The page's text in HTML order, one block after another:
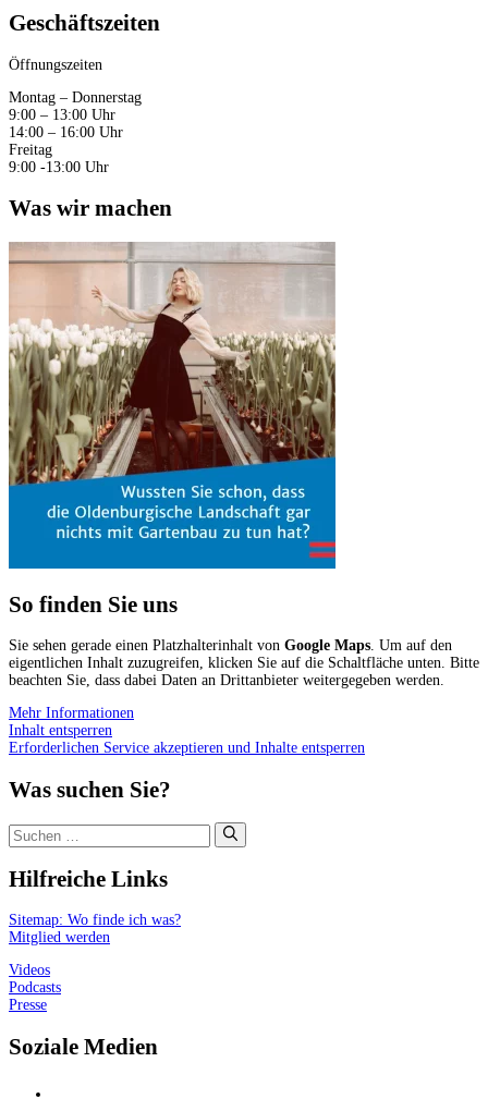
Geschäftszeiten
Öffnungszeiten
Montag – Donnerstag
9:00 – 13:00 Uhr
14:00 – 16:00 Uhr
Freitag
9:00 -13:00 Uhr
Was wir machen
So finden Sie uns
Sie sehen gerade einen Platzhalterinhalt von Google Maps. Um auf den
eigentlichen Inhalt zuzugreifen, klicken Sie auf die Schaltfläche unten. Bitte
beachten Sie, dass dabei Daten an Drittanbieter weitergegeben werden.
Mehr Informationen
Inhalt entsperren
Erforderlichen Service akzeptieren und Inhalte entsperren
Was suchen Sie?
Suchen
nach:
Hilfreiche Links
Sitemap: Wo finde ich was?
Mitglied werden
Videos
Podcasts
Presse
Soziale Medien